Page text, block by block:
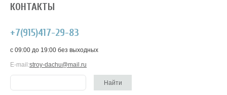
КОНТАКТЫ
+7(915)417-29-83
c 09:00 до 19:00 без выходных
E-mail:stroy-dachu@mail.ru